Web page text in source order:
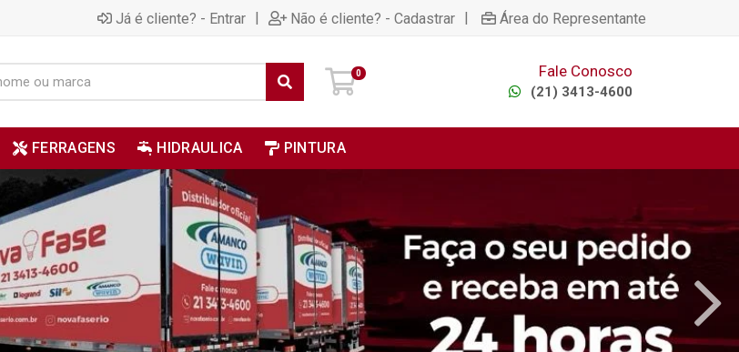
Já é cliente? - Entrar | Não é cliente? - Cadastrar | Área do Representante
0 Fale Conosco
(21) 3413-4600
FERRAGENS HIDRAULICA PINTURA